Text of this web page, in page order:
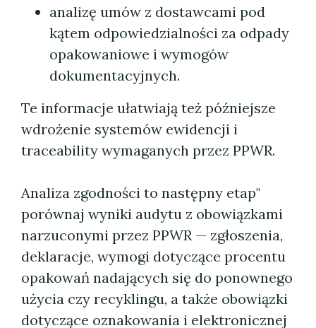
analizę umów z dostawcami pod
kątem odpowiedzialności za odpady
opakowaniowe i wymogów
dokumentacyjnych.
Te informacje ułatwiają też późniejsze
wdrożenie systemów ewidencji i
traceability wymaganych przez PPWR.
Analiza zgodności to następny etap"
porównaj wyniki audytu z obowiązkami
narzuconymi przez PPWR — zgłoszenia,
deklaracje, wymogi dotyczące procentu
opakowań nadających się do ponownego
użycia czy recyklingu, a także obowiązki
dotyczące oznakowania i elektronicznej